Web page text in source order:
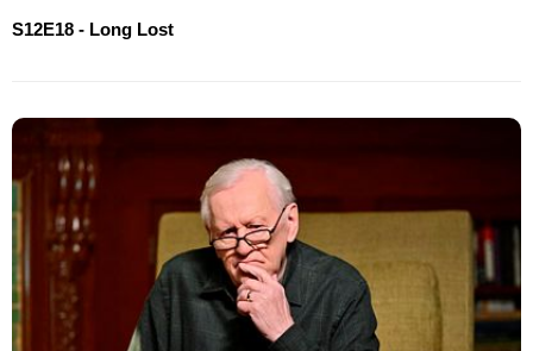
S12E18 - Long Lost